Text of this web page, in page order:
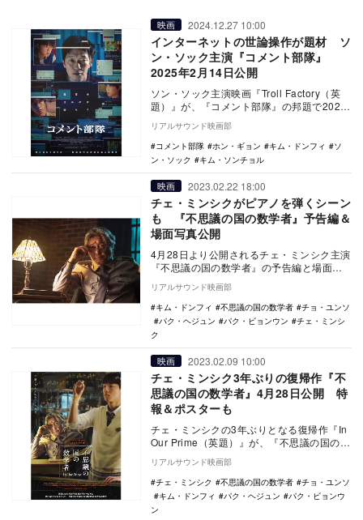
映画 2024.12.27 10:00
インターネットの世論操作が題材 ソ
ン・ソック主演『コメント部隊』
2025年2月14日公開
ソン・ソック主演映画『Troll Factory（英
題）』が、『コメント部隊』の邦題で2025
年2月14日よりシネマート新宿ほか…
リアルサウンド映画部
コメント部隊
ホン・ギョン キム・ドンフィ
ソ
ン・ソック
キム・ソンチョル
映画 2023.02.22 18:00
チェ・ミンシクがピアノを弾くシーン
も 『不思議の国の数学者』予告編＆
場面写真公開
4月28日より公開されるチェ・ミンシク主演
『不思議の国の数学者』の予告編と場面写
真が公開された。 本作は、脱北した天才
数学者…
リアルサウンド映画部
キム・ドンフィ
不思議の国の数学者
チョ・ユンソ
パク・ヘジュン
パク・ビョンウン
チェ・ミンシ
ク
映画 2023.02.09 10:00
チェ・ミンシク3年ぶりの復帰作『不
思議の国の数学者』4月28日公開 特
報＆ポスターも
チェ・ミンシクの3年ぶりとなる復帰作『In
Our Prime（英題）』が、『不思議の国の数
学者』の邦題で4月28日よりシネマー…
リアルサウンド映画部
チェ・ミンシク
不思議の国の数学者
チョ・ユンソ
キム・ドンフィ
パク・ヘジュン
パク・ビョンウ
ン